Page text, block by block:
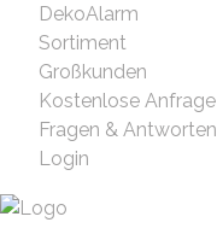
DekoAlarm
Sortiment
Großkunden
Kostenlose Anfrage
Fragen & Antworten
Login